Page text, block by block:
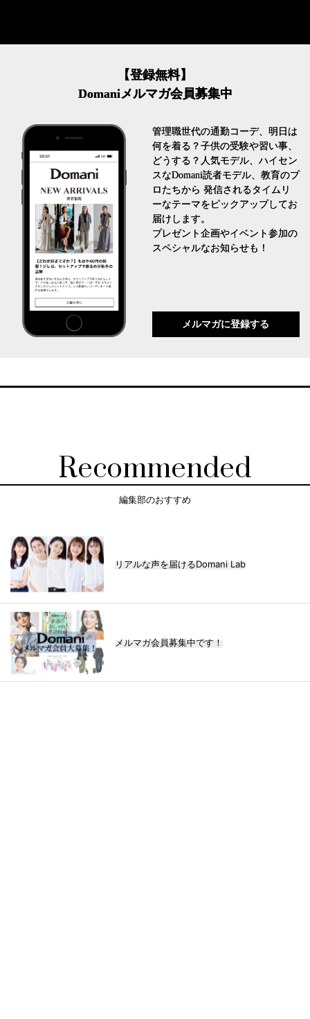
【登録無料】
Domaniメルマガ会員募集中
管理職世代の通勤コーデ、明日は
何を着る？子供の受験や習い事、
どうする？人気モデル、ハイセン
スなDomani読者モデル、教育のプ
ロたちから 発信されるタイムリ
ーなテーマをピックアップしてお
届けします。
プレゼント企画やイベント参加の
スペシャルなお知らせも！
メルマガに登録する
Recommended
編集部のおすすめ
リアルな声を届けるDomani Lab
メルマガ会員募集中です！